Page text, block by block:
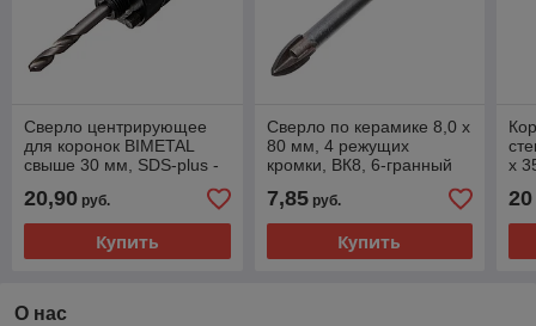
Сверло центрирующее
для коронок BIMETAL
свыше 30 мм, SDS-plus -
20,90 руб.
Купить
Сверло по керамике 8,0 х
80 мм, 4 режущих
кромки, ВК8, 6-гранный
7,85руб.
Купить
х
20
О нас